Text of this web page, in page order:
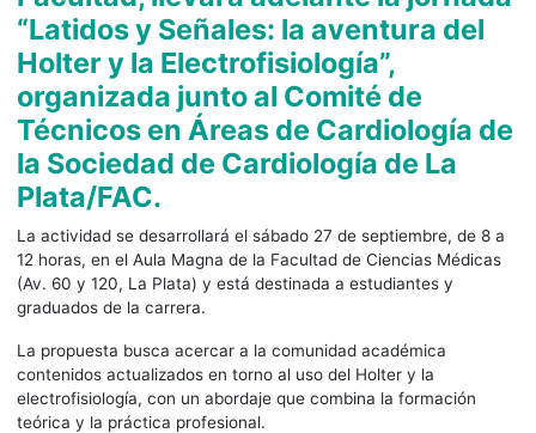
“Latidos y Señales: la aventura del
Holter y la Electrofisiología”,
organizada junto al Comité de
Técnicos en Áreas de Cardiología de
la Sociedad de Cardiología de La
Plata/FAC.
La actividad se desarrollará el sábado 27 de septiembre, de 8 a
12 horas, en el Aula Magna de la Facultad de Ciencias Médicas
(Av. 60 y 120, La Plata) y está destinada a estudiantes y
graduados de la carrera.
La propuesta busca acercar a la comunidad académica
contenidos actualizados en torno al uso del Holter y la
electrofisiología, con un abordaje que combina la formación
teórica y la práctica profesional.